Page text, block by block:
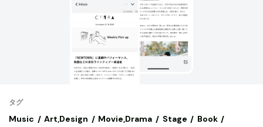
タグ
Music Art,Design Movie,Drama Stage
Book